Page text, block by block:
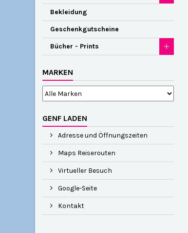
Bekleidung
Geschenkgutscheine
Bücher - Prints
MARKEN
GENF LADEN
Adresse und Öffnungszeiten
Maps Reiserouten
Virtueller Besuch
Google-Seite
Kontakt